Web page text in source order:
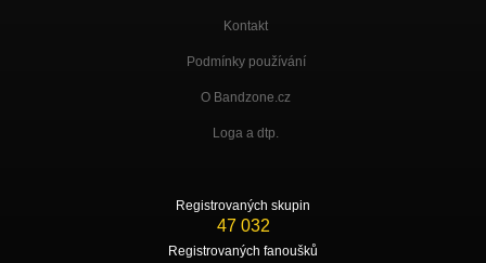
Kontakt
Podmínky používání
O Bandzone.cz
Loga a dtp.
Registrovaných skupin
47 032
Registrovaných fanoušků